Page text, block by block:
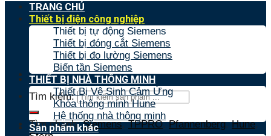
Tìm kiếm:
Tìm nhanh:Siemens,TPPRO,Pfannenberg,Hune,
TRANG CHỦ
Thiết bị điện công nghiệp
Thiết bị tự động Siemens
Thiết bị đóng cắt Siemens
Thiết bị đo lường Siemens
Biến tần Siemens
THIẾT BỊ NHÀ THÔNG MINH
Thiết Bị Vệ Sinh Cảm Ứng
Khóa thông minh Hune
Hệ thống nhà thông minh
Sản phẩm khác